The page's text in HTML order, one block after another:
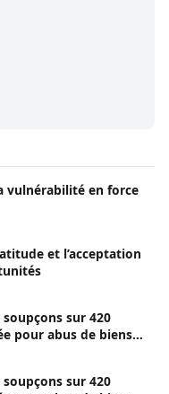
vulnérabilité en force
et l’acceptation
soupçons sur 420
pour abus de biens
soupçons sur 420